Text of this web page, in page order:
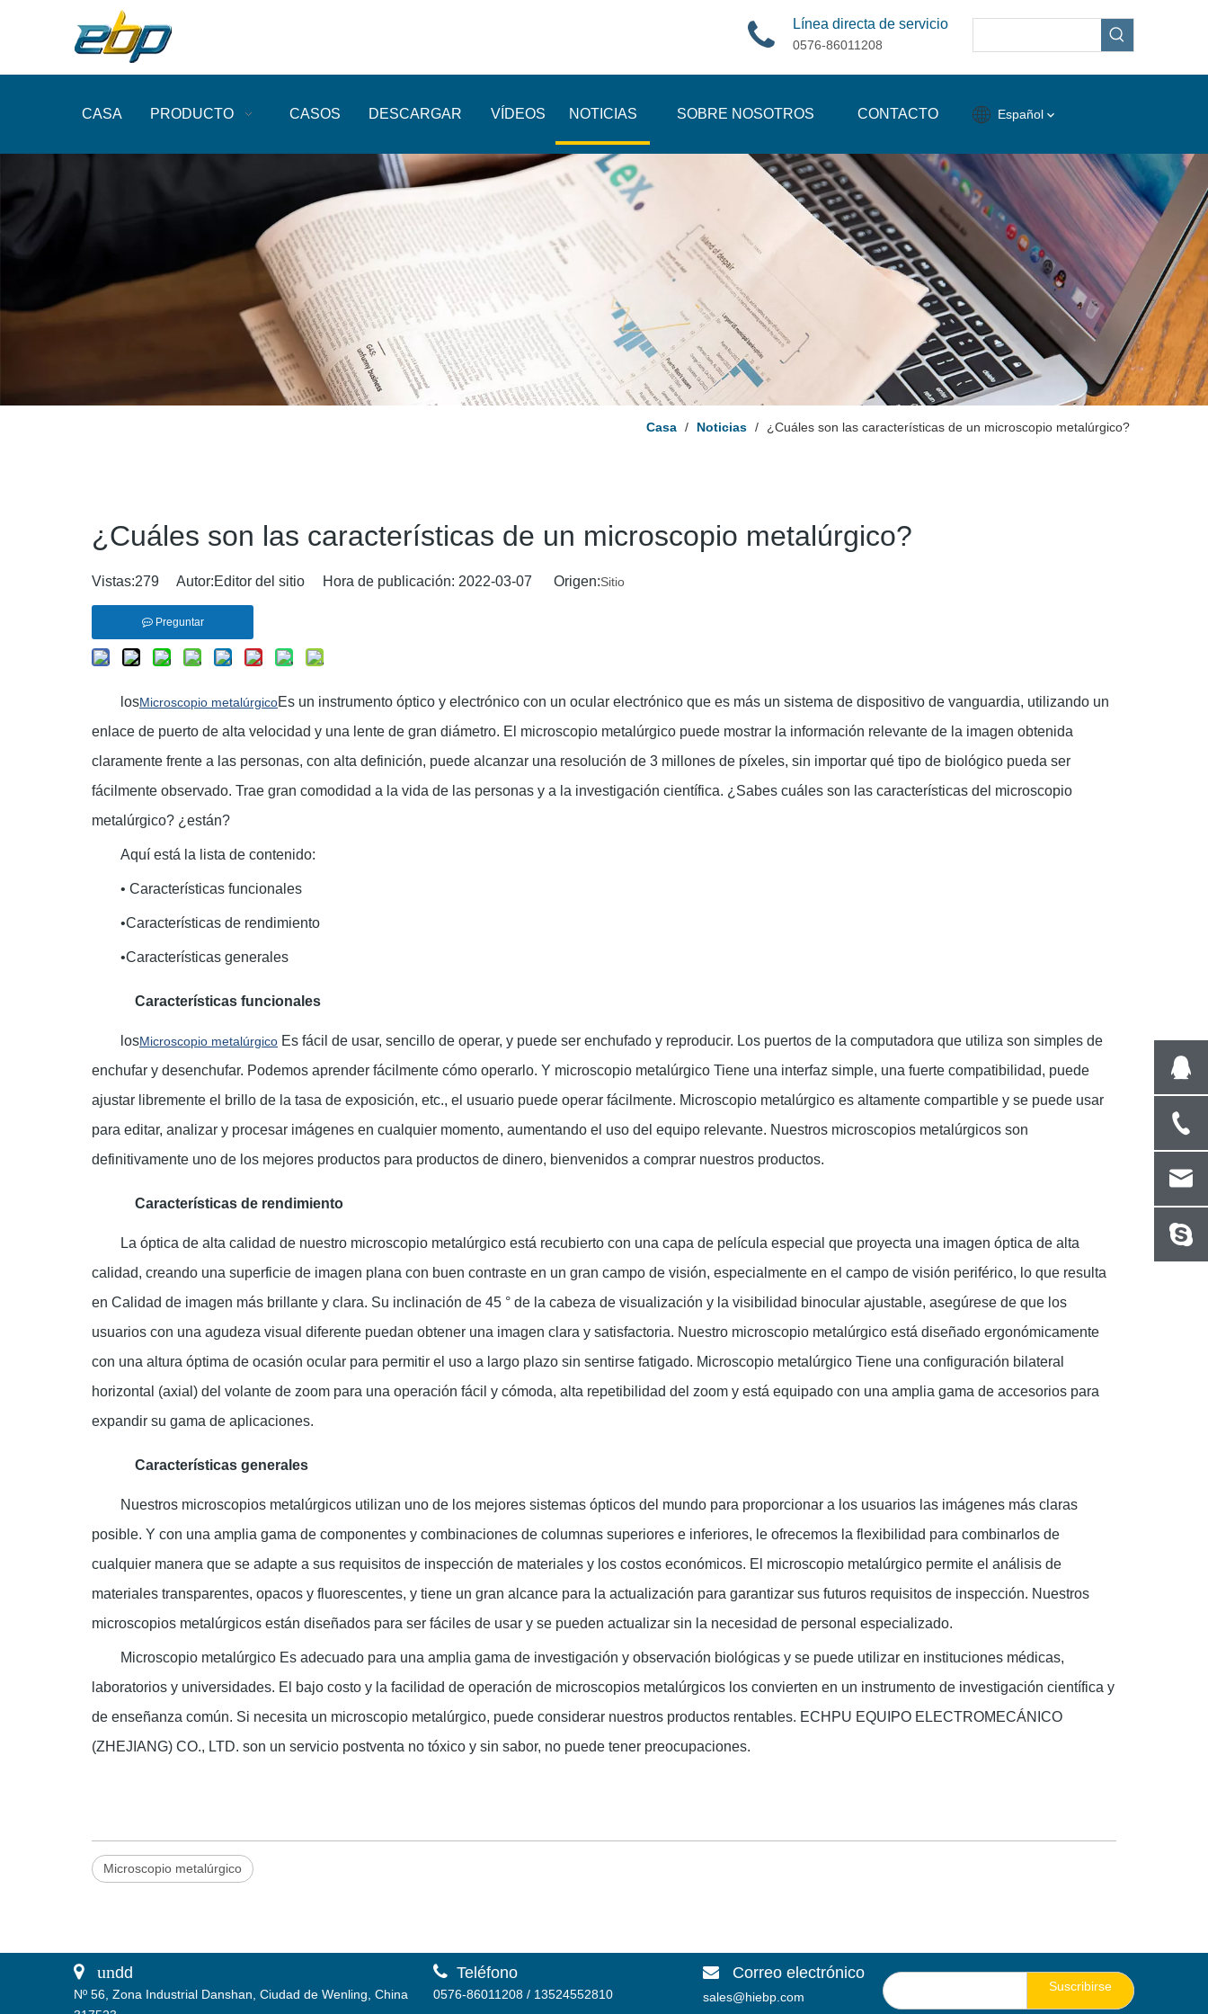
Línea directa de servicio
0576-86011208
CASA PRODUCTO CASOS DESCARGAR VÍDEOS NOTICIAS SOBRE NOSOTROS CONTACTO Español
Casa / Noticias / ¿Cuáles son las características de un microscopio metalúrgico?
¿Cuáles son las características de un microscopio metalúrgico?
Vistas:279 Autor:Editor del sitio Hora de publicación: 2022-03-07 Origen:Sitio
Preguntar
losMicroscopio metalúrgicoEs un instrumento óptico y electrónico con un ocular electrónico que es más un sistema de dispositivo de vanguardia, utilizando un
enlace de puerto de alta velocidad y una lente de gran diámetro. El microscopio metalúrgico puede mostrar la información relevante de la imagen obtenida
claramente frente a las personas, con alta definición, puede alcanzar una resolución de 3 millones de píxeles, sin importar qué tipo de biológico pueda ser
fácilmente observado. Trae gran comodidad a la vida de las personas y a la investigación científica. ¿Sabes cuáles son las características del microscopio
metalúrgico? ¿están?
Aquí está la lista de contenido:
• Características funcionales
•Características de rendimiento
•Características generales
Características funcionales
losMicroscopio metalúrgico Es fácil de usar, sencillo de operar, y puede ser enchufado y reproducir. Los puertos de la computadora que utiliza son simples de
enchufar y desenchufar. Podemos aprender fácilmente cómo operarlo. Y microscopio metalúrgico Tiene una interfaz simple, una fuerte compatibilidad, puede
ajustar libremente el brillo de la tasa de exposición, etc., el usuario puede operar fácilmente. Microscopio metalúrgico es altamente compartible y se puede usar
para editar, analizar y procesar imágenes en cualquier momento, aumentando el uso del equipo relevante. Nuestros microscopios metalúrgicos son
definitivamente uno de los mejores productos para productos de dinero, bienvenidos a comprar nuestros productos.
Características de rendimiento
La óptica de alta calidad de nuestro microscopio metalúrgico está recubierto con una capa de película especial que proyecta una imagen óptica de alta
calidad, creando una superficie de imagen plana con buen contraste en un gran campo de visión, especialmente en el campo de visión periférico, lo que resulta
en Calidad de imagen más brillante y clara. Su inclinación de 45 ° de la cabeza de visualización y la visibilidad binocular ajustable, asegúrese de que los
usuarios con una agudeza visual diferente puedan obtener una imagen clara y satisfactoria. Nuestro microscopio metalúrgico está diseñado ergonómicamente
con una altura óptima de ocasión ocular para permitir el uso a largo plazo sin sentirse fatigado. Microscopio metalúrgico Tiene una configuración bilateral
horizontal (axial) del volante de zoom para una operación fácil y cómoda, alta repetibilidad del zoom y está equipado con una amplia gama de accesorios para
expandir su gama de aplicaciones.
Características generales
Nuestros microscopios metalúrgicos utilizan uno de los mejores sistemas ópticos del mundo para proporcionar a los usuarios las imágenes más claras
posible. Y con una amplia gama de componentes y combinaciones de columnas superiores e inferiores, le ofrecemos la flexibilidad para combinarlos de
cualquier manera que se adapte a sus requisitos de inspección de materiales y los costos económicos. El microscopio metalúrgico permite el análisis de
materiales transparentes, opacos y fluorescentes, y tiene un gran alcance para la actualización para garantizar sus futuros requisitos de inspección. Nuestros
microscopios metalúrgicos están diseñados para ser fáciles de usar y se pueden actualizar sin la necesidad de personal especializado.
Microscopio metalúrgico Es adecuado para una amplia gama de investigación y observación biológicas y se puede utilizar en instituciones médicas,
laboratorios y universidades. El bajo costo y la facilidad de operación de microscopios metalúrgicos los convierten en un instrumento de investigación científica y
de enseñanza común. Si necesita un microscopio metalúrgico, puede considerar nuestros productos rentables. ECHPU EQUIPO ELECTROMECÁNICO
(ZHEJIANG) CO., LTD. son un servicio postventa no tóxico y sin sabor, no puede tener preocupaciones.
Microscopio metalúrgico
 undd
Nº 56, Zona Industrial Danshan, Ciudad de Wenling, China
 Teléfono
0576-86011208 / 13524552810
 Correo electrónico
sales@hiebp.com
Suscribirse